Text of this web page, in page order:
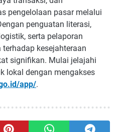
pengelolaan pasar melalui
penguatan literasi,
serta pelaporan
kesejahteraan
signifikan. Mulai jelajahi
lokal dengan mengakses
app/.